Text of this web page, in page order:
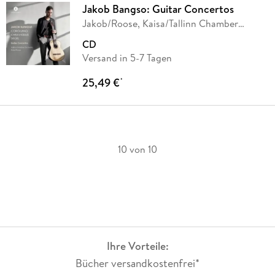
Jakob Bangso: Guitar Concertos
Jakob/Roose, Kaisa/Tallinn Chamber
CD
Versand in 5-7 Tagen
25,49 €*
10 von 10
Ihre Vorteile:
Bücher versandkostenfrei*